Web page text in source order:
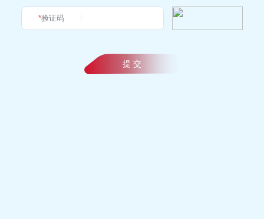
*验证码
提 交